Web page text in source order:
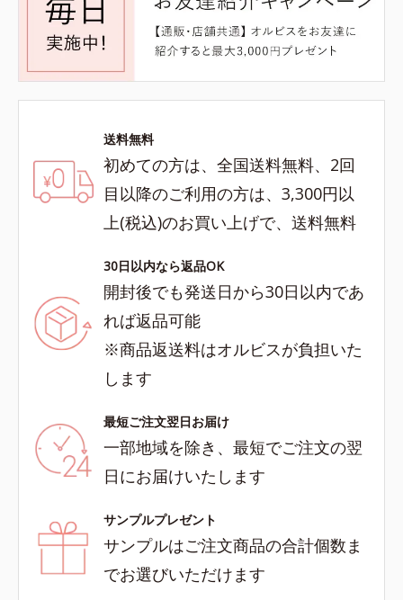
送料無料
初めての方は、全国送料無料、2回
目以降のご利用の方は、3,300円以
上(税込)のお買い上げで、送料無料
30日以内なら返品OK
開封後でも発送日から30日以内であ
れば返品可能
※商品返送料はオルビスが負担いた
します
最短ご注文翌日お届け
一部地域を除き、最短でご注文の翌
日にお届けいたします
サンプルプレゼント
サンプルはご注文商品の合計個数ま
でお選びいただけます